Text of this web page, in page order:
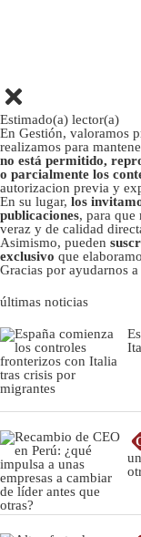
Estimado(a) lector(a)
En Gestión, valoramos
realizamos para
no está permitido,
o parcialmente los
autorizacion previa y
En su lugar, los
publicaciones, para que
veraz y de calidad
Asimismo, pueden
exclusivo que
Gracias por ayudarnos
últimas noticias